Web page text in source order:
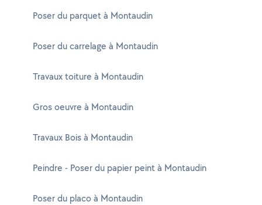
Poser du parquet à Montaudin
Poser du carrelage à Montaudin
Travaux toiture à Montaudin
Gros oeuvre à Montaudin
Travaux Bois à Montaudin
Peindre - Poser du papier peint à Montaudin
Poser du placo à Montaudin